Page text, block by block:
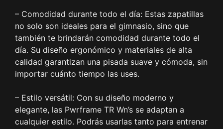
– Comodidad durante todo el día: Estas zapatillas
no solo son ideales para el gimnasio, sino que
también te brindarán comodidad durante todo el
día. Su diseño ergonómico y materiales de alta
calidad garantizan una pisada suave y cómoda, sin
importar cuánto tiempo las uses.
– Estilo versátil: Con su diseño moderno y
elegante, las Pwrframe TR Wn’s se adaptan a
cualquier estilo. Podrás usarlas tanto para entrenar